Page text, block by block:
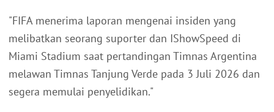
"FIFA menerima laporan mengenai insiden yang
melibatkan seorang suporter dan IShowSpeed di
Miami Stadium saat pertandingan Timnas Argentina
melawan Timnas Tanjung Verde pada 3 Juli 2026 dan
segera memulai penyelidikan."